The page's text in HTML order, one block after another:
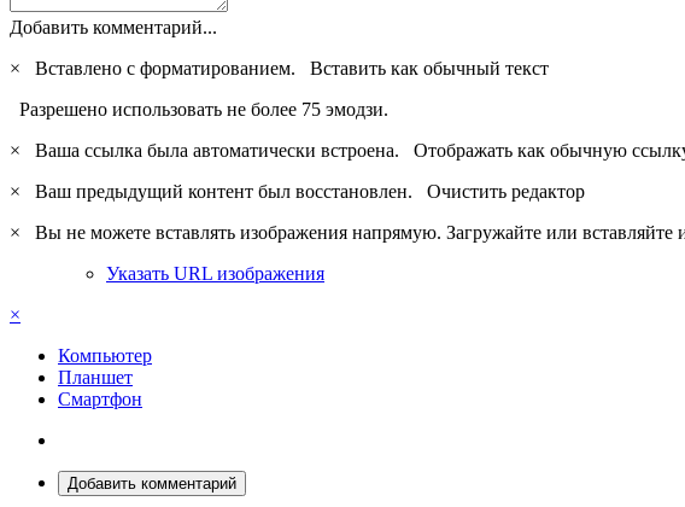
Добавить комментарий...
×
Вставлено с форматированием. Вставить как обычный текст
Разрешено использовать не более 75 эмодзи.
×
Ваша ссылка была автоматически встроена. Отображать как обычную
×
Ваш предыдущий контент был восстановлен. Очистить редактор
×
Вы не можете вставлять изображения напрямую. Загружайте или вставляйте
Указать URL изображения
×
Компьютер
Планшет
Смартфон
Добавить комментарий